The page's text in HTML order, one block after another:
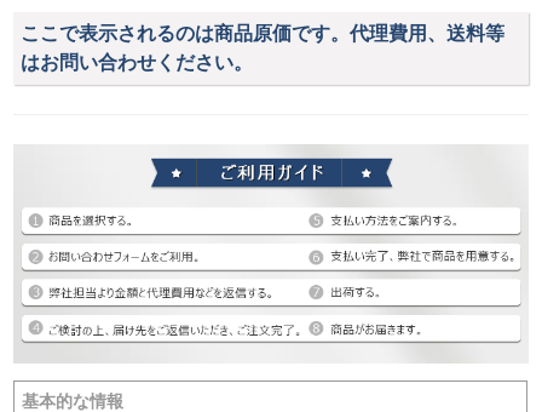
ここで表示されるのは商品原価です。代理費用、送料等
はお問い合わせください。
基本的な情報